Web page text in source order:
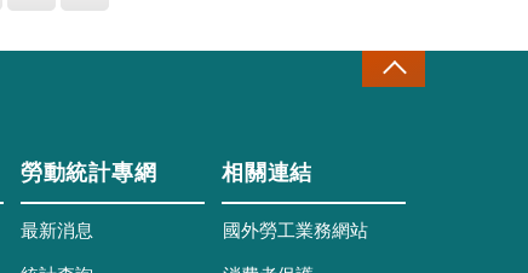
勞動統計專網
最新消息
相關連結
國外勞工業務網站